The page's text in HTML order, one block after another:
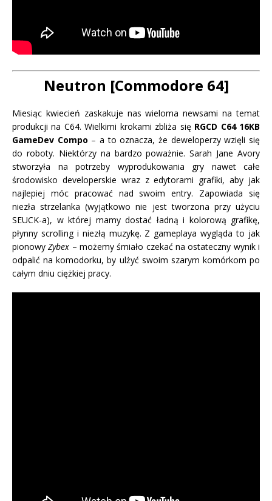
Neutron [Commodore 64]
Miesiąc kwiecień zaskakuje nas wieloma newsami na temat
produkcji na C64. Wielkimi krokami zbliża się RGCD C64 16KB
GameDev Compo – a to oznacza, że deweloperzy wzięli się
do roboty. Niektórzy na bardzo poważnie. Sarah Jane Avory
stworzyła na potrzeby wyprodukowania gry nawet całe
środowisko developerskie wraz z edytorami grafiki, aby jak
najlepiej móc pracować nad swoim entry. Zapowiada się
niezła strzelanka (wyjątkowo nie jest tworzona przy użyciu
SEUCK-a), w której mamy dostać ładną i kolorową grafikę,
płynny scrolling i niezłą muzykę. Z gameplaya wygląda to jak
pionowyZybex – możemy śmiało czekać na ostateczny wynik i
odpalić na komodorku, by ulżyć swoim szarym komórkom po
całym dniu ciężkiej pracy.